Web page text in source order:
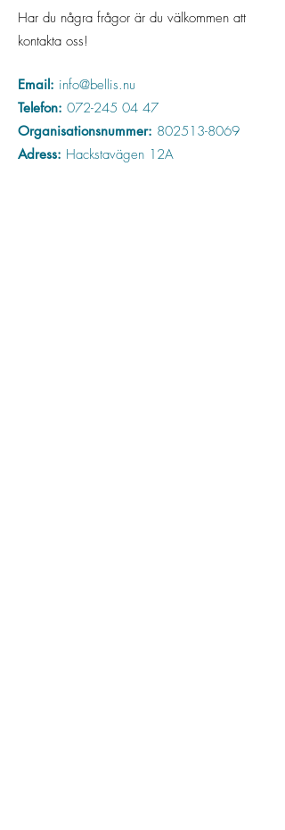
Har du några frågor är du välkommen att
kontakta oss!
Email: info@bellis.nu
Telefon: 072-245 04 47
Organisationsnummer: 802513-8069
Adress: Hackstavägen 12A